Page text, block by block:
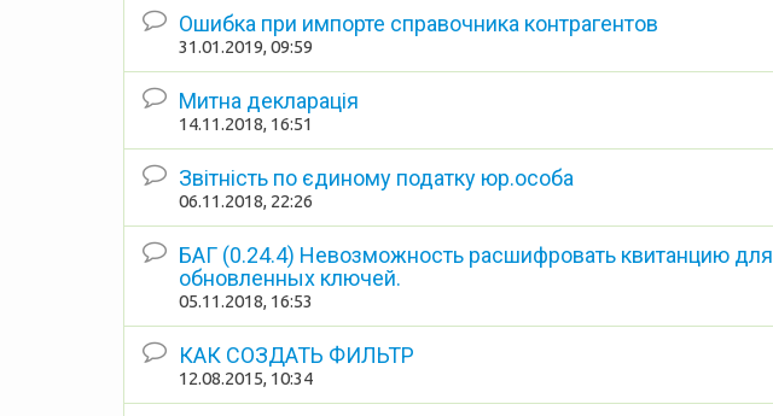
Ошибка при импорте справочника контрагентов
31.01.2019, 09:59
Митна декларація
14.11.2018, 16:51
Звітність по єдиному податку юр.особа
06.11.2018, 22:26
БАГ (0.24.4) Невозможность расшифровать квитанцию для
обновленных ключей.
05.11.2018, 16:53
КАК СОЗДАТЬ ФИЛЬТР
12.08.2015, 10:34